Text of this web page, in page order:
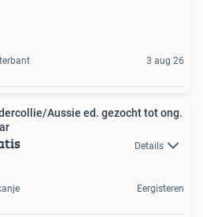
3 aug 26
Aussie ed. gezocht tot ong.
Details
Eergisteren